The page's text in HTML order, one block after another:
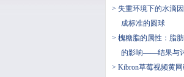
> 失重环境下的水滴
成标准的圆球
> 槐糖脂的属性：
的影响——结果与
> Kibron草莓视频黄